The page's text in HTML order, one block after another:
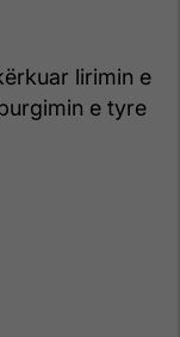
lirimin e
e tyre